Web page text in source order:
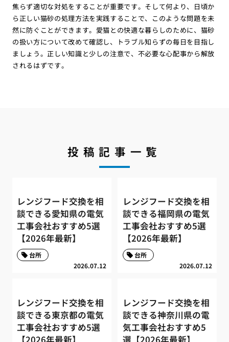
焦らず適切な対処をすることが重要です。そして何より、日頃か
ら正しい猫砂の処理方法を実践することで、このような問題を未
然に防ぐことができます。愛猫との快適な暮らしのために、猫砂
の扱い方について改めて確認し、トラブル知らずの毎日を目指し
ましょう。正しい知識と少しの注意で、不必要な心配事から解放
されるはずです。
投稿記事一覧
レンジフード交換を相
談できる愛知県の電気
工事会社おすすめ5選
【2026年最新】
2026.07.12
台所
レンジフード交換を相
談できる福岡県の電気
工事会社おすすめ5選
【2026年最新】
2026.07.12
台所
レンジフード交換を相
談できる東京都の電気
工事会社おすすめ5選
【2026年最新】
レンジフード交換を相
談できる神奈川県の電
気工事会社おすすめ5
選【2026年最新】